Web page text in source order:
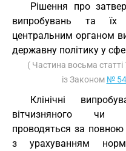
Рішення про
випробувань та їх
центральним органом
державну політику у
( Частина восьма статті
із Законом №
Клінічні
вітчизняного чи
проводяться за
з урахуванням